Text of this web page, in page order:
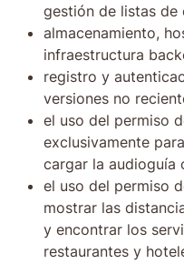
gestión de listas de
almacenamiento,
infraestructura
registro y
versiones no
el uso del permiso
exclusivamente
cargar la audioguía
el uso del permiso
mostrar las
y encontrar los
restaurantes y